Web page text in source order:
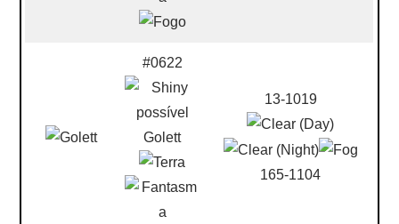
#0622
Golett
13-1019
165-1104